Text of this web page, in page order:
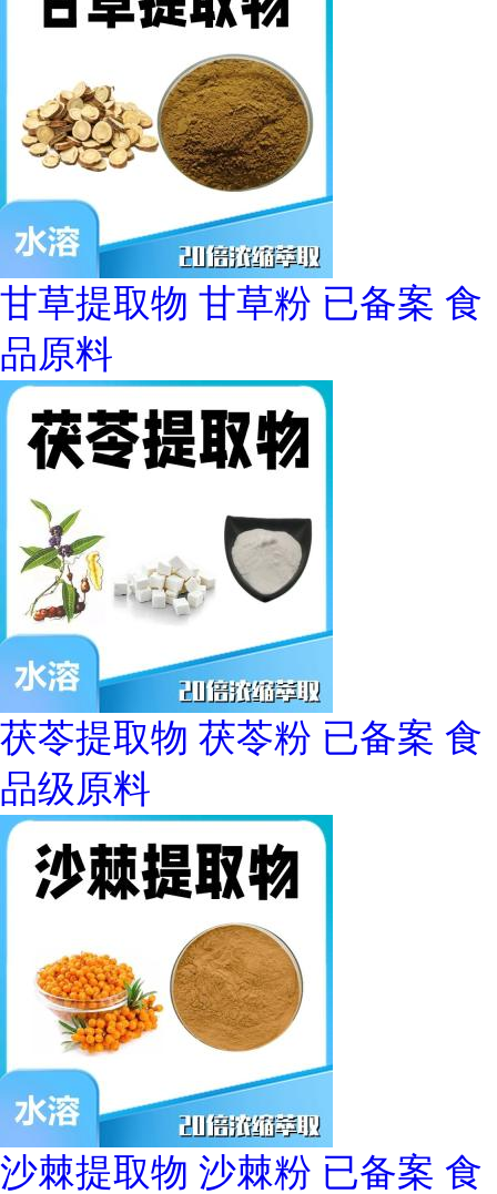
甘草提取物 甘草粉 已备案 食
品原料
茯苓提取物 茯苓粉 已备案 食
品级原料
沙棘提取物 沙棘粉 已备案 食